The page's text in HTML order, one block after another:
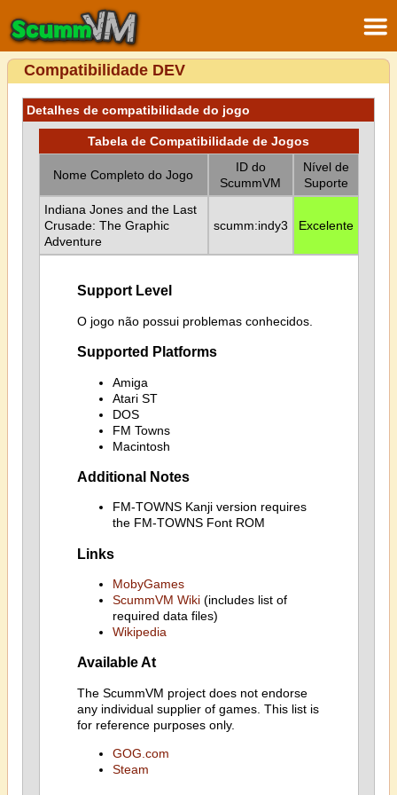
Compatibilidade DEV
Detalhes de compatibilidade do jogo
Tabela de Compatibilidade de Jogos
Nome Completo do Jogo
ID do
ScummVM
Nível de
Suporte
Indiana Jones and the Last
Crusade: The Graphic
Adventure
scumm:indy3 Excelente
Support Level
O jogo não possui problemas conhecidos.
Supported Platforms
Amiga
Atari ST
DOS
FM Towns
Macintosh
Additional Notes
FM-TOWNS Kanji version requires
the FM-TOWNS Font ROM
Links
MobyGames
ScummVM Wiki(includes list of
required data files)
Wikipedia
Available At
The ScummVM project does not endorse
any individual supplier of games. This list is
for reference purposes only.
GOG.com
Steam